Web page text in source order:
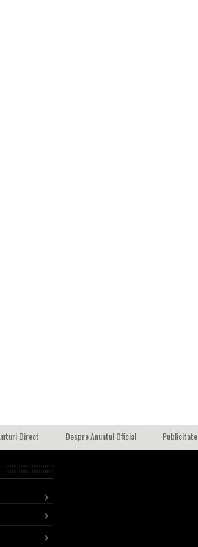
Direct Despre Anuntul Oficial Publicitate